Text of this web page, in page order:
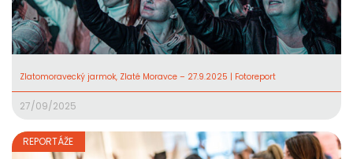
Zlatomoravecký jarmok, Zlaté Moravce – 27.9.2025 | Fotoreport
27/09/2025
REPORTÁŽE